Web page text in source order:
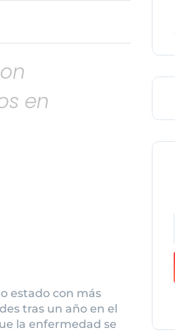
en
estado con más
tras un año en el
la enfermedad se